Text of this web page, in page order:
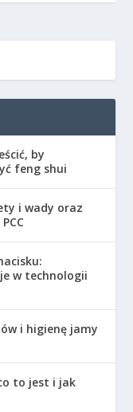
by
feng shui
i wady oraz
w technologii
i higienę jamy
to jest i jak